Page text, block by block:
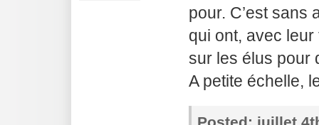
pour. C’est sans
qui ont, avec
sur les élus pour
A petite échelle,